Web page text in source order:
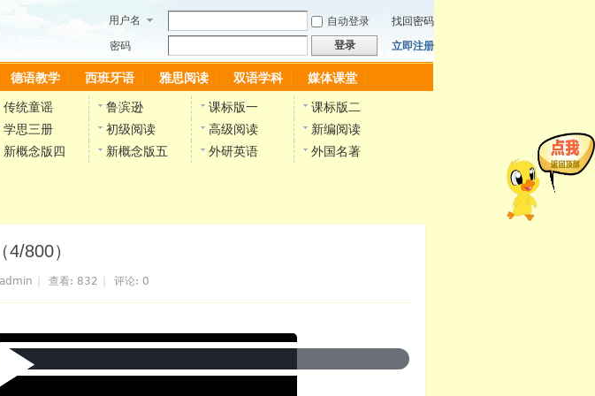
用户名 自动登录
找回密码
密码
登录 立即注册
德语教学 西班牙语 雅思阅读 双语学科 媒体课堂
传统童谣 鲁滨逊 课标版一
课标版二
学思三册 初级阅读 高级阅读
新编阅读
新概念版四 新概念版五 外研英语 外国名著
800）
admin 查看: 832 评论: 0